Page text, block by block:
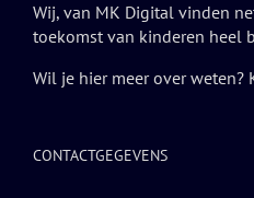
Wij, van MK Digital vinden
toekomst van kinderen heel
Wil je hier meer over weten?
CONTACTGEGEVENS